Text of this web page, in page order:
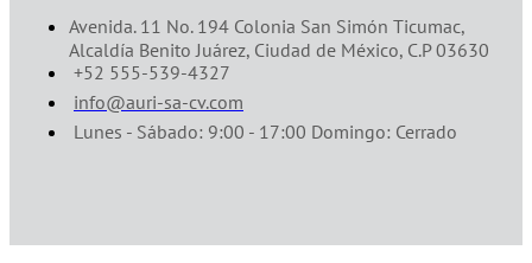
Avenida. 11 No. 194 Colonia San Simón Ticumac,
Alcaldía Benito Juárez, Ciudad de México, C.P 03630
+52 555-539-4327
info@auri-sa-cv.com
Lunes - Sábado: 9:00 - 17:00 Domingo: Cerrado